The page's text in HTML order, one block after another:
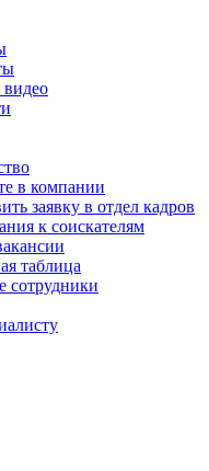
в компании
заявку в отдел кадров
к соискателям
таблица
сотрудники